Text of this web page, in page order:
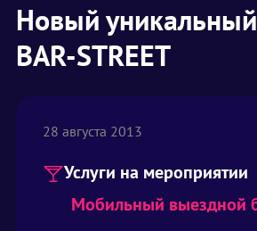
Новый
BAR-STREET
28 августа 2013
Услуги на мероприятии
Мобильный выездной